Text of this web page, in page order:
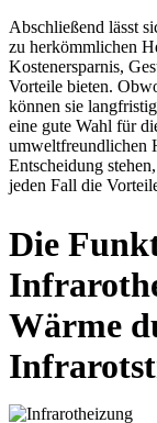
Abschließend lässt
zu herkömmlichen
Kostenersparnis,
Vorteile bieten.
können sie
eine gute Wahl für
umweltfreundlichen
Entscheidung
jeden Fall die
Die
Wärme